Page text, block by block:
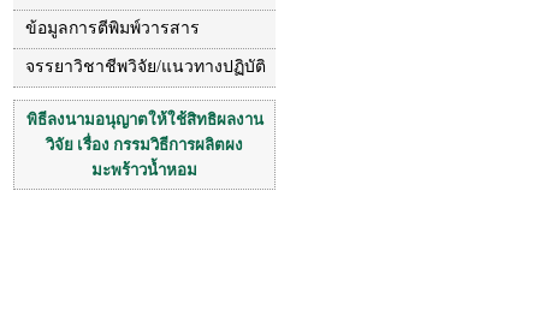
ข้อมูลการตีพิมพ์วารสาร
จรรยาวิชาชีพวิจัย/แนวทางปฏิบัติ
พิธีลงนามอนุญาตให้ใช้สิทธิผลงาน
วิจัย เรื่อง กรรมวิธีการผลิตผง
มะพร้าวน้ำหอม